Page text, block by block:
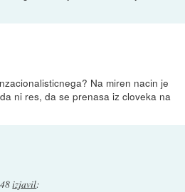
Na miren nacin je
ni res, da se prenasa iz cloveka na
izjavil: